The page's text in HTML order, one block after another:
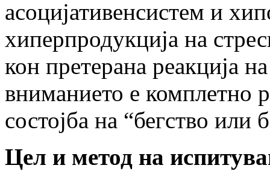
асоцијативенсистем и
хиперпродукција на
кон претерана реакција
вниманието е комплетно
состојба на “бегство
Цел и метод на